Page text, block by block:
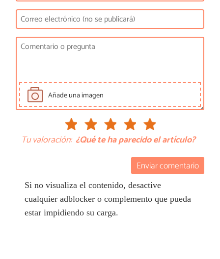
Añade una imagen
Tu valoración: ¿Qué te ha parecido el artículo?
Enviar comentario
Si no visualiza el contenido, desactive
cualquier adblocker o complemento que pueda
estar impidiendo su carga.